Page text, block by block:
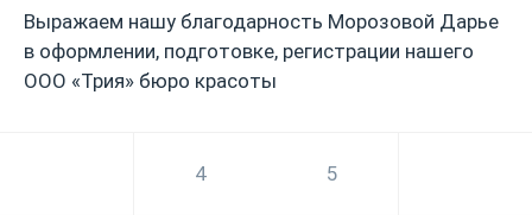
Выражаем нашу благодарность Морозовой Дарье
в оформлении, подготовке, регистрации нашего
ООО «Трия» бюро красоты
4 5